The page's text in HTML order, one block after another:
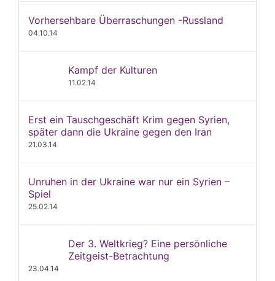
Vorhersehbare Überraschungen -Russland
04.10.14
Kampf der Kulturen
11.02.14
Erst ein Tauschgeschäft Krim gegen Syrien,
später dann die Ukraine gegen den Iran
21.03.14
Unruhen in der Ukraine war nur ein Syrien –
Spiel
25.02.14
Der 3. Weltkrieg? Eine persönliche
Zeitgeist-Betrachtung
23.04.14